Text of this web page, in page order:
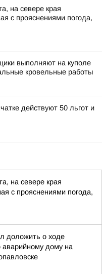
на севере края
с прояснениями погода,
выполняют на куполе
кровельные работы
действуют 50 льгот и
на севере края
с прояснениями погода,
доложить о ходе
аварийному дому на